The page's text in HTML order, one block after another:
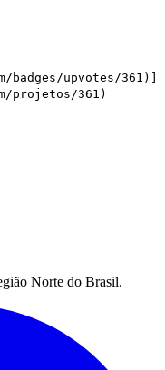
badges/upvotes/361)]
projetos/361)
Norte do Brasil.